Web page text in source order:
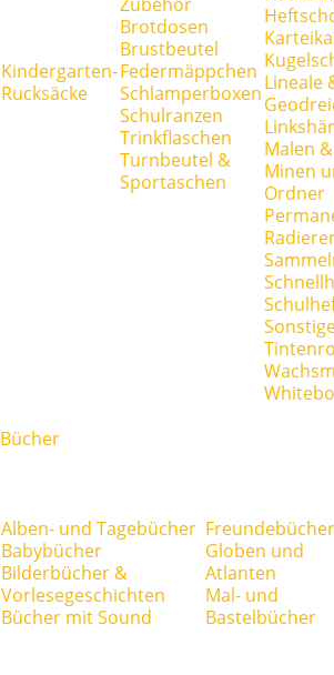
Kindergarten-
Rucksäcke
Brotdosen
Brustbeutel
Federmäppchen
Schlamperboxen
Schulranzen
Trinkflaschen
Turnbeutel &
Sportaschen
Lineale
Malen
Minen
Ordner
Bücher
Alben- und Tagebücher
Babybücher
Bilderbücher &
Vorlesegeschichten
Bücher mit Sound
Freundebücher
Globen und
Atlanten
Mal- und
Bastelbücher